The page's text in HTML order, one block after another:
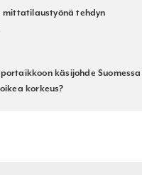
mittatilaustyönä tehdyn
käsijohde Suomessa
korkeus?